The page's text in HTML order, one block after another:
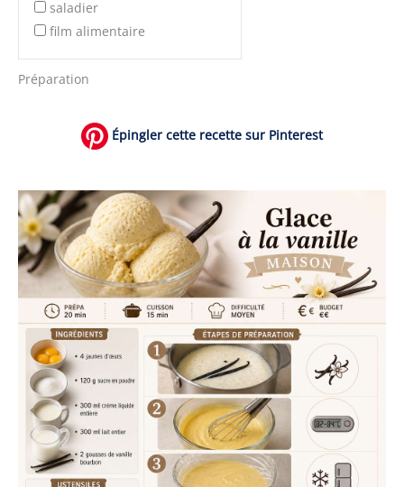
saladier
film alimentaire
Préparation
Épingler cette recette sur Pinterest